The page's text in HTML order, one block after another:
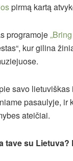
pirmą kartą
programoje
kur gilina
savo
pasaulyje, ir
ateičiai.
tave su